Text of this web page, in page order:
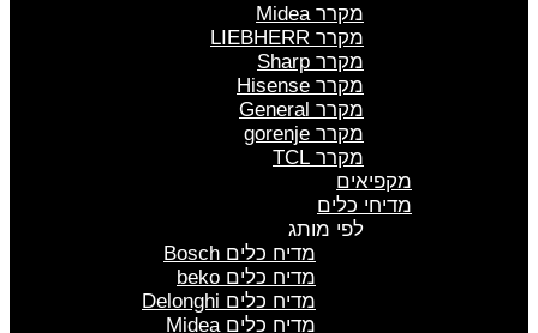
מקרר Midea
מקרר LIEBHERR
מקרר Sharp
מקרר Hisense
מקרר General
מקרר gorenje
מקרר TCL
מקפיאים
מדיחי כלים
לפי מותג
מדיח כלים Bosch
מדיח כלים beko
מדיח כלים Delonghi
מדיח כלים Midea